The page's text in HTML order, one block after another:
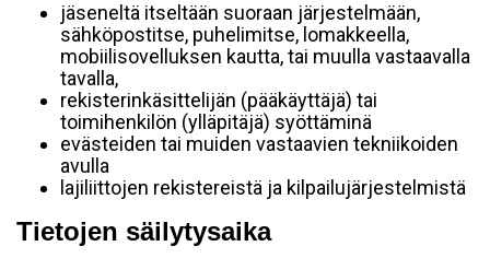
jäseneltä itseltään suoraan järjestelmään,
sähköpostitse, puhelimitse, lomakkeella,
mobiilisovelluksen kautta, tai muulla vastaavalla
tavalla,
rekisterinkäsittelijän (pääkäyttäjä) tai
toimihenkilön (ylläpitäjä) syöttäminä
evästeiden tai muiden vastaavien tekniikoiden
avulla
lajiliittojen rekistereistä ja kilpailujärjestelmistä
Tietojen säilytysaika